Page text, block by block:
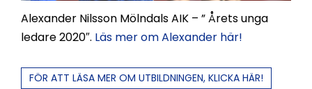
Alexander Nilsson Mölndals AIK – ” Årets unga
ledare 2020″. Läs mer om Alexander här!
FÖR ATT LÄSA MER OM UTBILDNINGEN, KLICKA HÄR!